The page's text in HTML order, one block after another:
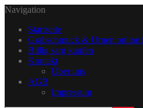
Navigation
Startseite
Grabschmuck & Urnen online
Billig sarg kaufen
Kontakt
Über uns
AGB
Impressum